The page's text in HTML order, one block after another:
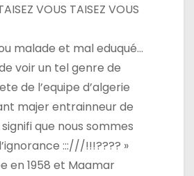
VOUS TAISEZ VOUS
malade et mal eduqué…
voir un tel genre de
de l’equipe d’algerie
majer entrainneur de
signifi que nous sommes
:::///!!!???? »
en 1958 et Maamar